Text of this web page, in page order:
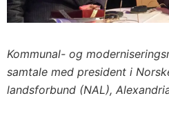
Kommunal- og
samtale med president i
landsforbund (NAL),